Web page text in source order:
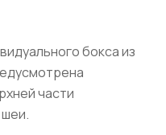
бокса из
части